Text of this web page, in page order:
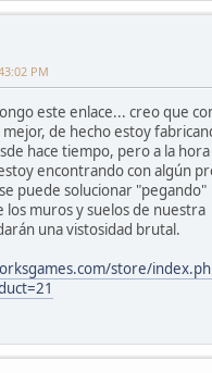
PM
este enlace... creo que
de hecho estoy
hace tiempo, pero a la
encontrando con algún
puede solucionar "pegando"
muros y suelos de nuestra
una vistosidad brutal.
store/